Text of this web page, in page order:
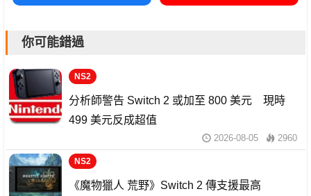
你可能錯過
NS2
分析師警告 Switch 2 或加至 800 美元 現時
499 美元反成超值
2026-08-05 2960
NS2
《魔物獵人 荒野》Switch 2 傳支援最高